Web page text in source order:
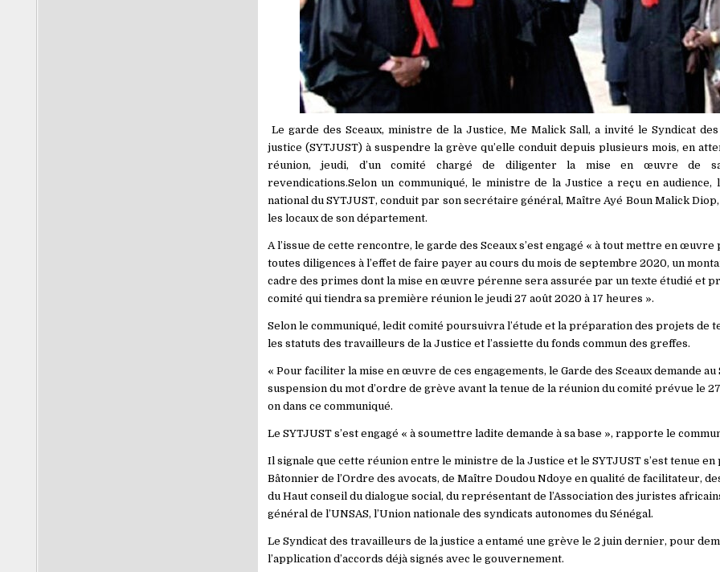
Le garde des Sceaux, ministre de la Justice, Me Malick Sall, a invité le Syndicat
justice (SYTJUST) à suspendre la grève qu’elle conduit depuis plusieurs mois, en
réunion, jeudi, d’un comité chargé de diligenter la mise en œuvre de
revendications.Selon un communiqué, le ministre de la Justice a reçu en audience,
national du SYTJUST, conduit par son secrétaire général, Maître Ayé Boun Malick
les locaux de son département.
A l’issue de cette rencontre, le garde des Sceaux s’est engagé « à tout mettre en
toutes diligences à l’effet de faire payer au cours du mois de septembre 2020, un
cadre des primes dont la mise en œuvre pérenne sera assurée par un texte étudié et
comité qui tiendra sa première réunion le jeudi 27 août 2020 à 17 heures ».
Selon le communiqué, ledit comité poursuivra l’étude et la préparation des projets de
les statuts des travailleurs de la Justice et l’assiette du fonds commun des greffes.
« Pour faciliter la mise en œuvre de ces engagements, le Garde des Sceaux demande au
suspension du mot d’ordre de grève avant la tenue de la réunion du comité prévue le
on dans ce communiqué.
Le SYTJUST s’est engagé « à soumettre ladite demande à sa base », rapporte le
Il signale que cette réunion entre le ministre de la Justice et le SYTJUST s’est tenue en
Bâtonnier de l’Ordre des avocats, de Maître Doudou Ndoye en qualité de facilitateur,
du Haut conseil du dialogue social, du représentant de l’Association des juristes
général de l’UNSAS, l’Union nationale des syndicats autonomes du Sénégal.
Le Syndicat des travailleurs de la justice a entamé une grève le 2 juin dernier, pour
l’application d’accords déjà signés avec le gouvernement.